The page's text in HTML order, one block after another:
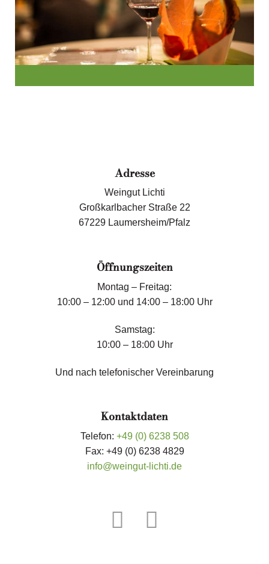
Adresse
Weingut Lichti
Großkarlbacher Straße 22
67229 Laumersheim/Pfalz
Öffnungszeiten
Montag – Freitag:
10:00 – 12:00 und 14:00 – 18:00 Uhr
Samstag:
10:00 – 18:00 Uhr
Und nach telefonischer Vereinbarung
Kontaktdaten
Telefon: +49 (0) 6238 508
Fax: +49 (0) 6238 4829
info@weingut-lichti.de